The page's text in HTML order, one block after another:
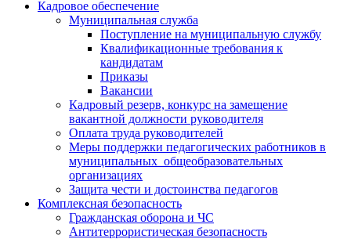
Кадровое обеспечение
Муниципальная служба
Поступление на муниципальную службу
Квалификационные требования к
кандидатам
Приказы
Вакансии
Кадровый резерв, конкурс на замещение
вакантной должности руководителя
Оплата труда руководителей
Меры поддержки педагогических работников в
муниципальных общеобразовательных
организациях
Защита чести и достоинства педагогов
Комплексная безопасность
Гражданская оборона и ЧС
Антитеррористическая безопасность